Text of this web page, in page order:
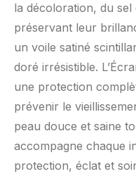
la décoloration, du sel
préservant leur
un voile satiné
doré irrésistible.
une protection
prévenir le
peau douce et saine
accompagne chaque
protection, éclat et